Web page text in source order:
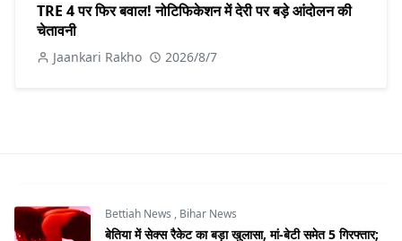
TRE 4 पर फिर बवाल! नोटिफिकेशन में देरी पर बड़े आंदोलन की
चेतावनी
Jaankari Rakho 2026/8/7
Bettiah News , Bihar News
बेतिया में सेक्स रैकेट का बड़ा खुलासा, मां-बेटी समेत 5 गिरफ्तार;